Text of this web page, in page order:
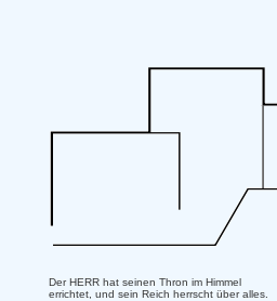
Der HERR hat seinen Thron im Himmel
errichtet, und sein Reich herrscht über alles.